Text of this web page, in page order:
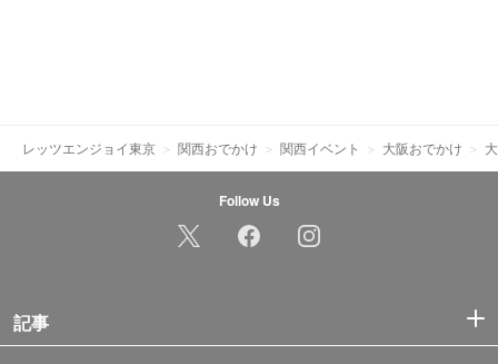
レッツエンジョイ東京 関西おでかけ 関西イベント 大阪おでかけ
Follow Us
記事